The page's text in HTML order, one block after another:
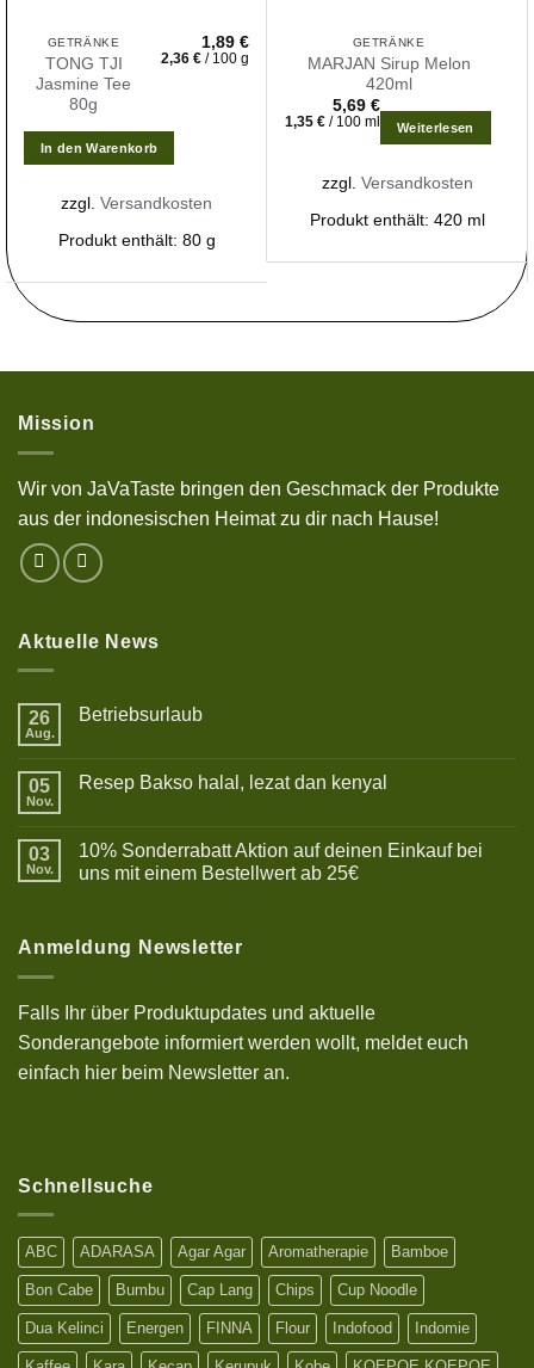
GETRÄNKE
TONG TJI
Jasmine Tee
80g
1,89 €
2,36 € / 100 g
In den Warenkorb
zzgl. Versandkosten
Produkt enthält: 80 g
GETRÄNKE
MARJAN Sirup Melon
420ml
5,69 €
1,35 € / 100 ml Weiterlesen
zzgl. Versandkosten
Produkt enthält: 420 ml
Mission
Wir von JaVaTaste bringen den Geschmack der Produkte
aus der indonesischen Heimat zu dir nach Hause!
Aktuelle News
26
Aug.
Betriebsurlaub
Betriebsurlaub
05
Nov.
Resep Bakso halal, lezat dan kenyal
Resep
Bakso
halal,
03
Nov.
10% Sonderrabatt Aktion auf deinen Einkauf bei
uns mit einem Bestellwert ab 25€
10%
Sonderrabatt
deinen
Einkauf
bei
uns
mit
einem
Anmeldung Newsletter
Falls Ihr über Produktupdates und aktuelle
Sonderangebote informiert werden wollt, meldet euch
einfach hier beim Newsletter an.
Schnellsuche
ABC ADARASA Agar Agar Aromatherapie Bamboe
Bon Cabe Bumbu Cap Lang Chips Cup Noodle
Dua Kelinci Energen FINNA Flour Indofood Indomie